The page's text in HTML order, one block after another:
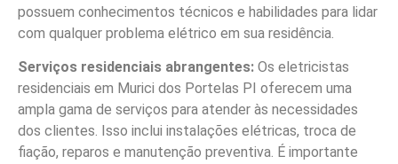
possuem conhecimentos técnicos e habilidades para lidar
com qualquer problema elétrico em sua residência.
Serviços residenciais abrangentes: Os eletricistas
residenciais em Murici dos Portelas PI oferecem uma
ampla gama de serviços para atender às necessidades
dos clientes. Isso inclui instalações elétricas, troca de
fiação, reparos e manutenção preventiva. É importante